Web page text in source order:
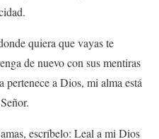
quiera que vayas te
de nuevo con sus mentiras
pertenece a Dios, mi alma está
escríbelo: Leal a mi Dios